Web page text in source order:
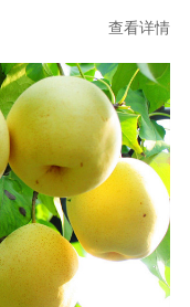
，期货尾盘跳水，进一
查看详情